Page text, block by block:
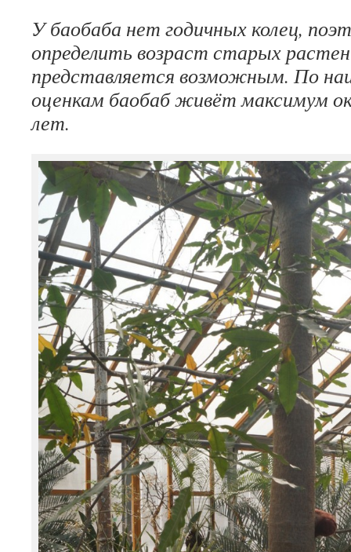
У баобаба нет годичных колец,
определить возраст старых
представляется возможным. По
оценкам баобаб живёт максимум
лет.